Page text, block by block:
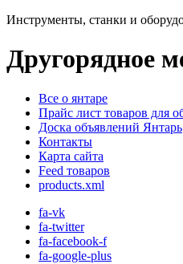
Инструменты, станки и
Другорядное
Все о янтаре
Прайс лист товаров для
Доска объявлений Янтарь
Контакты
Карта сайта
Feed товаров
products.xml
fa-vk
fa-twitter
fa-facebook-f
fa-google-plus